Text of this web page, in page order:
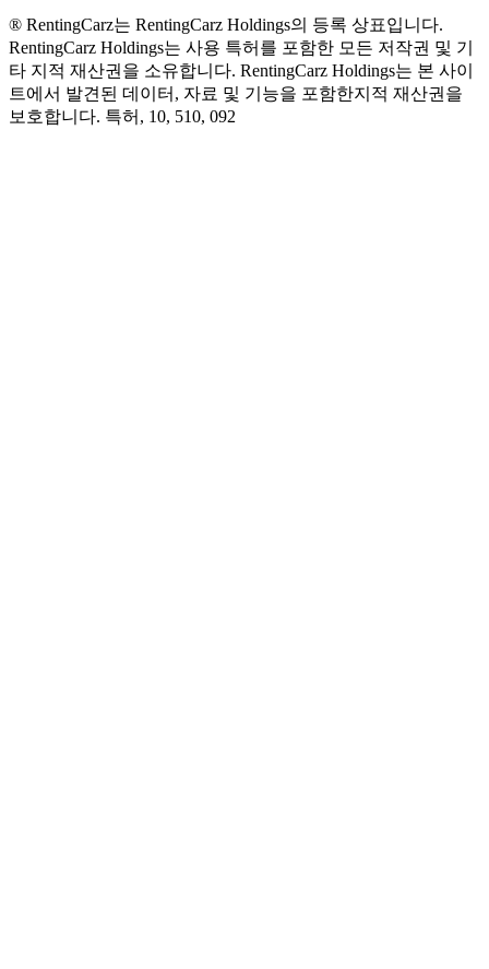
® RentingCarz는 RentingCarz Holdings의 등록 상표입니다.
RentingCarz Holdings는 사용 특허를 포함한 모든 저작권 및 기
타 지적 재산권을 소유합니다. RentingCarz Holdings는 본 사이
트에서 발견된 데이터, 자료 및 기능을 포함한지적 재산권을
보호합니다. 특허, 10, 510, 092